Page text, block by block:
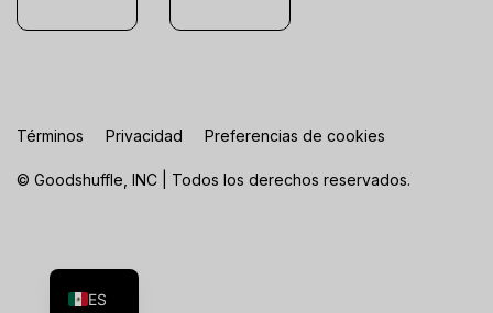
© Goodshuffle, INC | Todos los derechos reservados.
Términos Privacidad Preferencias de cookies
ES